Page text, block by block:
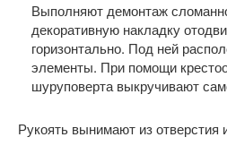
Выполняют демонтаж
декоративную накладку
горизонтально. Под ней
элементы. При помощи
шуруповерта выкручивают
Рукоять вынимают из отверстия